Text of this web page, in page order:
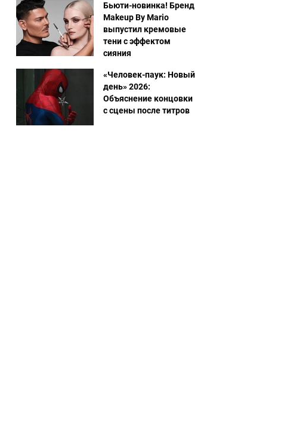
Бьюти-новинка! Бренд
Makeup By Mario
выпустил кремовые
тени с эффектом
сияния
«Человек-паук: Новый
день» 2026:
Объяснение концовки
с сцены после титров